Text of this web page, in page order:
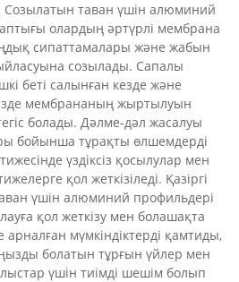
Созылатын таван үшін алюминий
олардың әртүрлі мембрана
сипаттамалары және жабын
созылады. Сапалы
беті салынған кезде және
мембрананың жыртылуын
болады. Дәлме-дәл жасалуы
бойынша тұрақты өлшемдерді
үздіксіз қосылулар мен
қол жеткізіледі. Қазіргі
үшін алюминий профильдері
қол жеткізу мен болашақта
арналған мүмкіндіктерді қамтиды,
болатын тұрғын үйлер мен
үшін тиімді шешім болып